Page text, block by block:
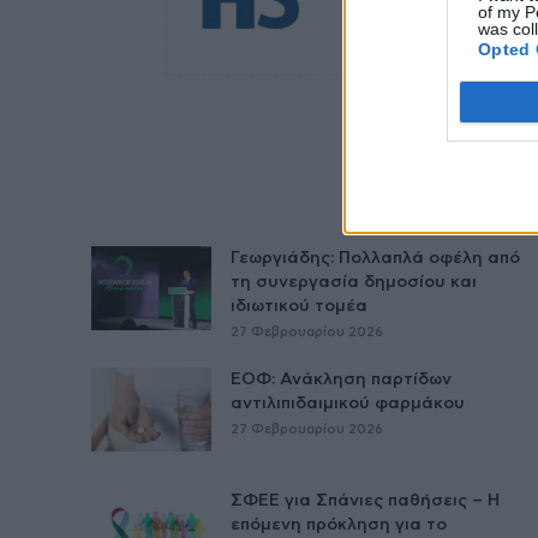
of my
was
Opted
Γεωργιάδης: Πολλαπλά οφέλη από
τη συνεργασία δημοσίου και
ιδιωτικού τομέα
27 Φεβρουαρίου 2026
ΕΟΦ: Ανάκληση παρτίδων
αντιλιπιδαιμικού φαρμάκου
27 Φεβρουαρίου 2026
ΣΦΕΕ για Σπάνιες παθήσεις – Η
επόμενη πρόκληση για το